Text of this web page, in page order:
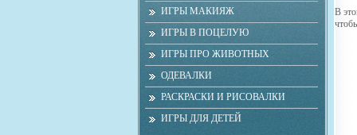
ИГРЫ МАКИЯЖ
ИГРЫ В ПОЦЕЛУЮ
ИГРЫ ПРО ЖИВОТНЫХ
ОДЕВАЛКИ
РАСКРАСКИ И РИСОВАЛКИ
ИГРЫ ДЛЯ ДЕТЕЙ
В